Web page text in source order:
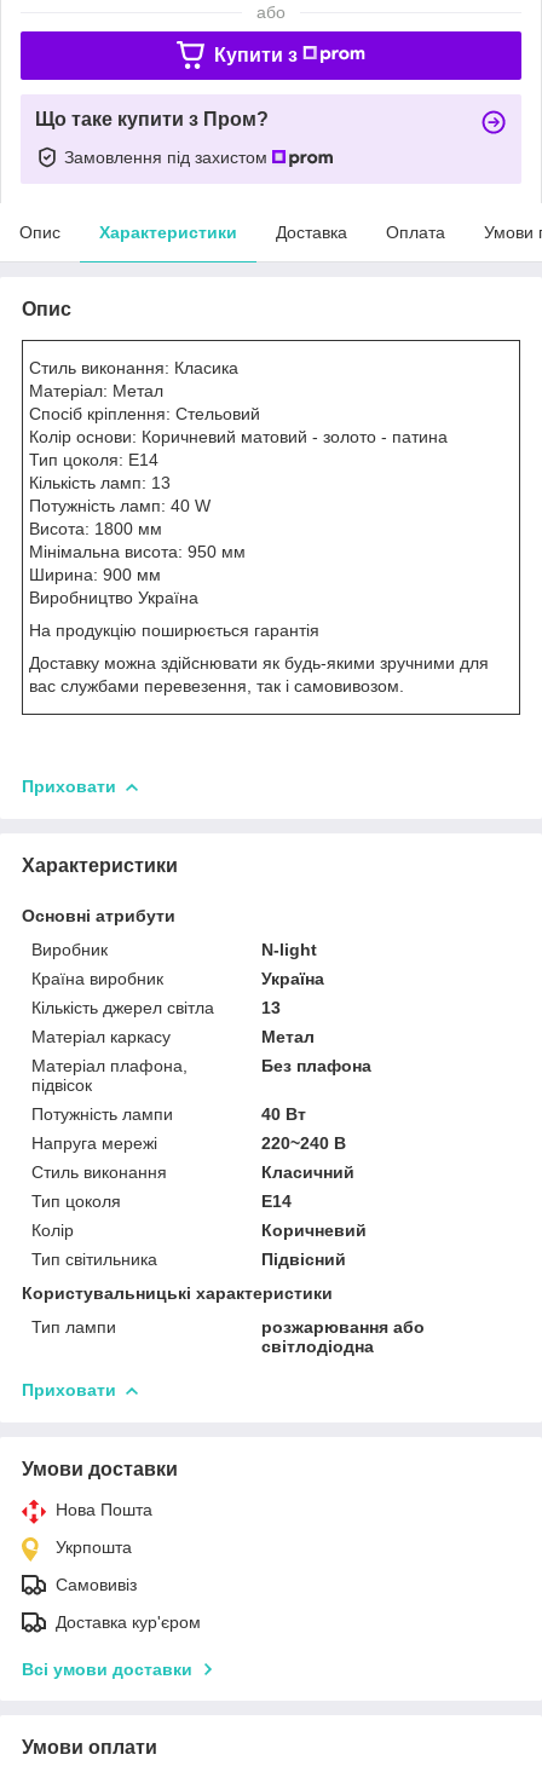
або
Купити з
Що таке купити з Пром?
Замовлення під захистом
Опис Характеристики Доставка Оплата Умови
Опис
Стиль виконання: Класика
Матеріал: Метал
Спосіб кріплення: Стельовий
Колір основи: Коричневий матовий - золото - патина
Тип цоколя: E14
Кількість ламп: 13
Потужність ламп: 40 W
Висота: 1800 мм
Мінімальна висота: 950 мм
Ширина: 900 мм
Виробництво Україна
На продукцію поширюється гарантія
Доставку можна здійснювати як будь-якими зручними для
вас службами перевезення, так і самовивозом.
Приховати
Характеристики
Основні атрибути
Виробник
N-light
Країна виробник
Україна
Кількість джерел світла
13
Матеріал каркасу
Метал
Матеріал плафона,
підвісок
Без плафона
Потужність лампи
40 Вт
Напруга мережі
220~240 В
Стиль виконання
Класичний
Тип цоколя
E14
Колір
Коричневий
Тип світильника
Підвісний
Користувальницькі характеристики
Тип лампи
розжарювання або
світлодіодна
Приховати
Умови доставки
Нова Пошта
Укрпошта
Самовивіз
Доставка кур'єром
Всі умови доставки
Умови оплати